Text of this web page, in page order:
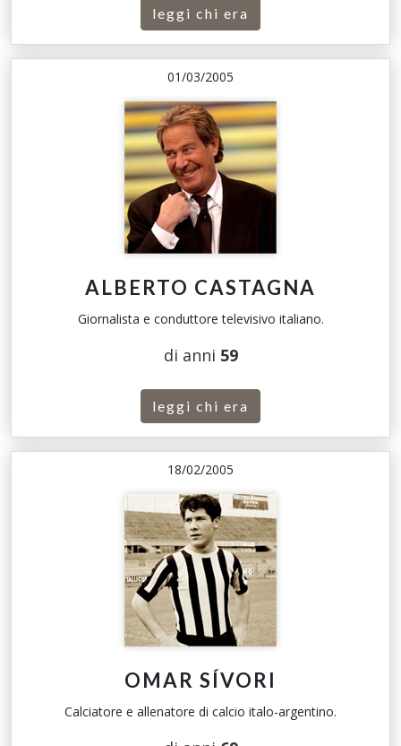
leggi chi era
01/03/2005
ALBERTO CASTAGNA
Giornalista e conduttore televisivo italiano.
di anni 59
leggi chi era
18/02/2005
OMAR SÍVORI
Calciatore e allenatore di calcio italo-argentino.